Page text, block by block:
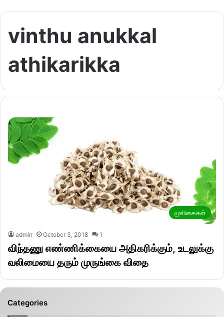
vinthu anukkal
athikarikka
மூலிகைகள்
admin October 3, 2018 1
விந்தணு எண்ணிக்கையை அதிகரிக்கும், உடலுக்கு
வலிமையை தரும் முருங்கை விதை
Categories